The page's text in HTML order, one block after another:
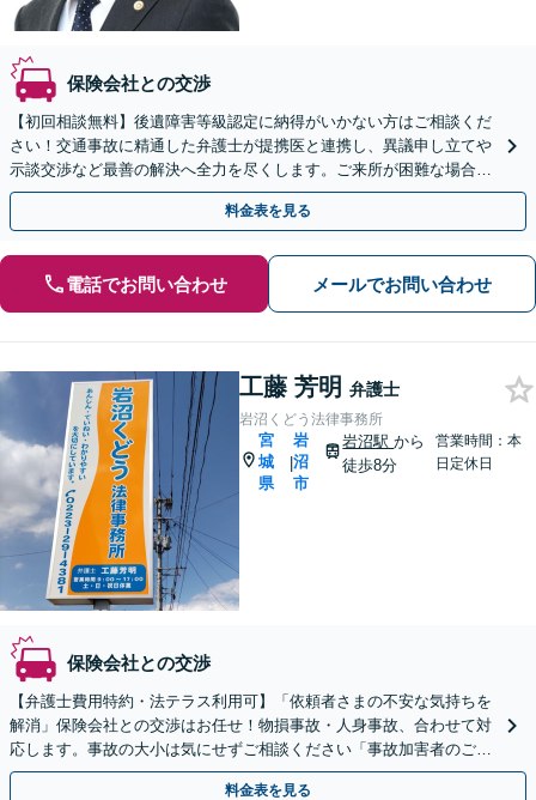
保険会社との交渉
【初回相談無料】後遺障害等級認定に納得がいかない方はご相談くだ
さい！交通事故に精通した弁護士が提携医と連携し、異議申し立てや
示談交渉など最善の解決へ全力を尽くします。ご来所が困難な場合も
柔軟に対応します。【電話・WEB面談可】
料金表を見る
電話でお問い合わせ メールでお問い合わせ
工藤 芳明 弁護士
岩沼くどう法律事務所
宮
城
県
|
岩
沼
市
岩沼駅から
徒歩8分
営業時間：本
日定休日
保険会社との交渉
【弁護士費用特約・法テラス利用可】「依頼者さまの不安な気持ちを
解消」保険会社との交渉はお任せ！物損事故・人身事故、合わせて対
応します。事故の大小は気にせずご相談ください「事故加害者のご相
談も対応」【完全個室】
料金表を見る